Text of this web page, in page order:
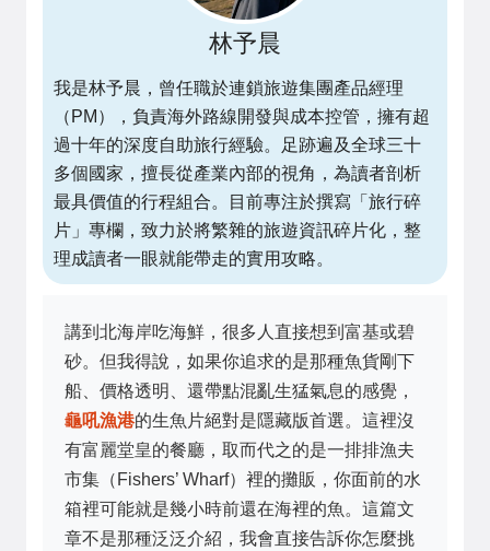
林予晨
我是林予晨，曾任職於連鎖旅遊集團產品經理
（PM），負責海外路線開發與成本控管，擁有超
過十年的深度自助旅行經驗。足跡遍及全球三十
多個國家，擅長從產業內部的視角，為讀者剖析
最具價值的行程組合。目前專注於撰寫「旅行碎
片」專欄，致力於將繁雜的旅遊資訊碎片化，整
理成讀者一眼就能帶走的實用攻略。
講到北海岸吃海鮮，很多人直接想到富基或碧
砂。但我得說，如果你追求的是那種魚貨剛下
船、價格透明、還帶點混亂生猛氣息的感覺，
龜吼漁港的生魚片絕對是隱藏版首選。這裡沒
有富麗堂皇的餐廳，取而代之的是一排排漁夫
市集（Fishers’ Wharf）裡的攤販，你面前的水
箱裡可能就是幾小時前還在海裡的魚。這篇文
章不是那種泛泛介紹，我會直接告訴你怎麼挑